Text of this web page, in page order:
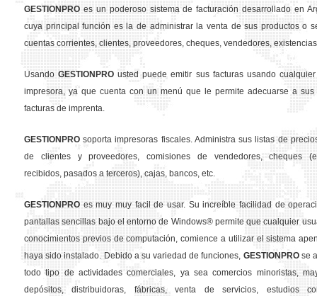
GESTION PRO es un poderoso sistema de facturación desarrollado en
cuya principal función es la de administrar la venta de sus productos o
cuentas corrientes, clientes, proveedores, cheques, vendedores,
Usando GESTION PRO usted puede emitir sus facturas usando
impresora, ya que cuenta con un menú que le permite adecuarse a sus
facturas de imprenta.
GESTION PRO soporta impresoras fiscales. Administra sus listas de
de clientes y proveedores, comisiones de vendedores, cheques
recibidos, pasados a terceros), cajas, bancos, etc.
GESTION PRO es muy muy facil de usar. Su increíble facilidad de
pantallas sencillas bajo el entorno de Windows® permite que cualquier
conocimientos previos de computación, comience a utilizar el sistema
haya sido instalado. Debido a su variedad de funciones, GESTION PROse
todo tipo de actividades comerciales, ya sea comercios minoristas,
depósitos, distribuidoras, fábricas, venta de servicios, estudios